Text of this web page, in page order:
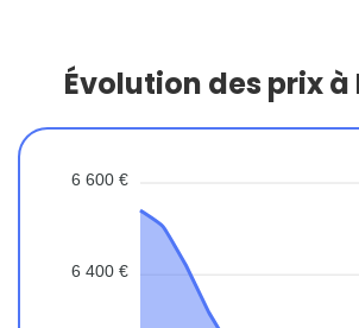
Évolution des prix à
6 600 €
6 400 €